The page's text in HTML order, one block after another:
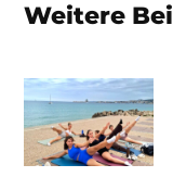
Weitere